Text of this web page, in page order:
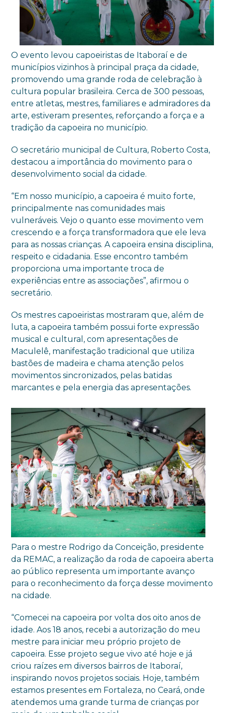
O evento levou capoeiristas de Itaboraí e de
municípios vizinhos à principal praça da cidade,
promovendo uma grande roda de celebração à
cultura popular brasileira. Cerca de 300 pessoas,
entre atletas, mestres, familiares e admiradores da
arte, estiveram presentes, reforçando a força e a
tradição da capoeira no município.
O secretário municipal de Cultura, Roberto Costa,
destacou a importância do movimento para o
desenvolvimento social da cidade.
“Em nosso município, a capoeira é muito forte,
principalmente nas comunidades mais
vulneráveis. Vejo o quanto esse movimento vem
crescendo e a força transformadora que ele leva
para as nossas crianças. A capoeira ensina disciplina,
respeito e cidadania. Esse encontro também
proporciona uma importante troca de
experiências entre as associações”, afirmou o
secretário.
Os mestres capoeiristas mostraram que, além de
luta, a capoeira também possui forte expressão
musical e cultural, com apresentações de
Maculelê, manifestação tradicional que utiliza
bastões de madeira e chama atenção pelos
movimentos sincronizados, pelas batidas
marcantes e pela energia das apresentações.
Para o mestre Rodrigo da Conceição, presidente
da REMAC, a realização da roda de capoeira aberta
ao público representa um importante avanço
para o reconhecimento da força desse movimento
na cidade.
“Comecei na capoeira por volta dos oito anos de
idade. Aos 18 anos, recebi a autorização do meu
mestre para iniciar meu próprio projeto de
capoeira. Esse projeto segue vivo até hoje e já
criou raízes em diversos bairros de Itaboraí,
inspirando novos projetos sociais. Hoje, também
estamos presentes em Fortaleza, no Ceará, onde
atendemos uma grande turma de crianças por